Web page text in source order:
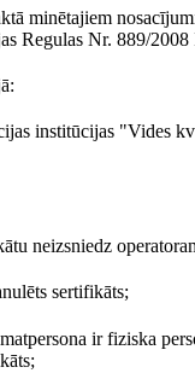
minētajiem
Regulas Nr. 889/
institūcijas "Vides
neizsniedz
sertifikāts;
ir fiziska